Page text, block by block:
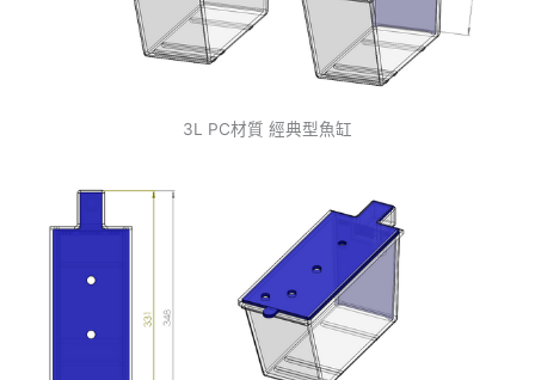
3L PC材質 經典型魚缸